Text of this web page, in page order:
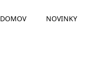
DOMOV NOVINKY